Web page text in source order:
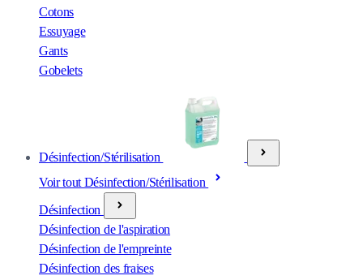
Cotons
Essuyage
Gants
Gobelets
Désinfection/Stérilisation
Voir tout Désinfection/Stérilisation
Désinfection
Désinfection de l'aspiration
Désinfection de l'empreinte
Désinfection des fraises